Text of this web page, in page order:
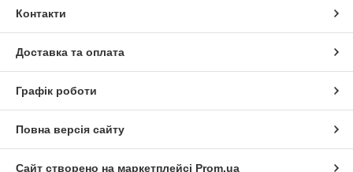
Контакти
Доставка та оплата
Графік роботи
Повна версія сайту
Сайт створено на маркетплейсі Prom.ua